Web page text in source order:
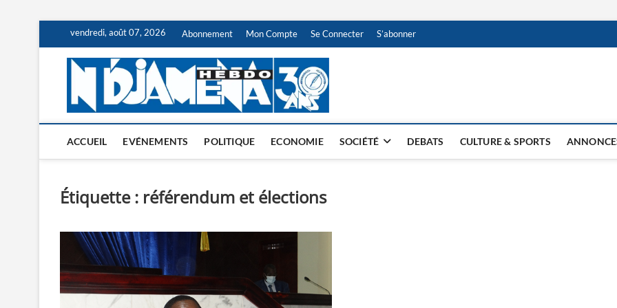
content
vendredi, août 07, 2026 Abonnement Mon Compte Se Connecter S’abonner
NDJAMENA HEBDO
ACCUEIL EVÉNEMENTS POLITIQUE ECONOMIE SOCIÉTÉ DEBATS CULTURE & SPORTS
Étiquette : référendum et élections